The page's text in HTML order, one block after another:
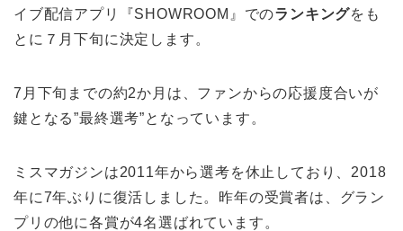
イブ配信アプリ『SHOWROOM』でのランキングをも
とに７月下旬に決定します。
7月下旬までの約2か月は、ファンからの応援度合いが
鍵となる”最終選考”となっています。
ミスマガジンは2011年から選考を休止しており、2018
年に7年ぶりに復活しました。昨年の受賞者は、グラン
プリの他に各賞が4名選ばれています。